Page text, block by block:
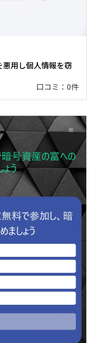
用し個人情報を窃
口コミ：0件